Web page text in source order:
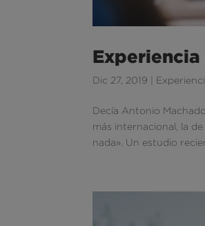
Dic 27, 2019
Decía Antonio
más internacional, la
nada». Un estudio